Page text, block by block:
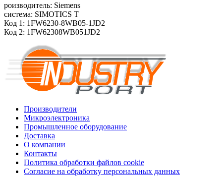
роизводитель: Siemens
система: SIMOTICS T
Код 1: 1FW6230-8WB05-1JD2
Код 2: 1FW62308WB051JD2
Производители
Микроэлектроника
Промышленное оборудование
Доставка
О компании
Контакты
Политика обработки файлов cookie
Согласие на обработку персональных данных